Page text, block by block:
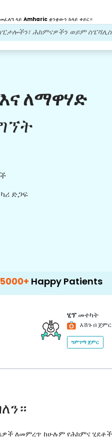
ላይ Amharic ቋንቋውን ከላይ ቀይር።
ለማዋሃድ
ድጋፍ
Patients 100+
ሂፕመተካት
እሽጉ በ ጀምር
ግምገማ ጀምር
ለመምረጥ ከሁሉም የሕክምና